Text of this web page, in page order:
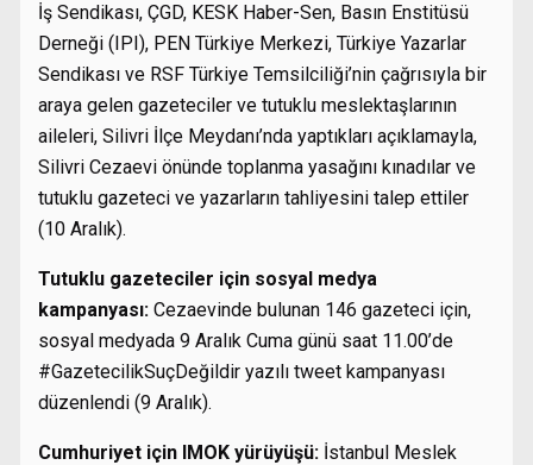
İş Sendikası, ÇGD, KESK Haber-Sen, Basın Enstitüsü
Derneği (IPI), PEN Türkiye Merkezi, Türkiye Yazarlar
Sendikası ve RSF Türkiye Temsilciliği’nin çağrısıyla bir
araya gelen gazeteciler ve tutuklu meslektaşlarının
aileleri, Silivri İlçe Meydanı’nda yaptıkları açıklamayla,
Silivri Cezaevi önünde toplanma yasağını kınadılar ve
tutuklu gazeteci ve yazarların tahliyesini talep ettiler
(10 Aralık).
Tutuklu gazeteciler için sosyal medya
kampanyası: Cezaevinde bulunan 146 gazeteci için,
sosyal medyada 9 Aralık Cuma günü saat 11.00’de
#GazetecilikSuçDeğildir yazılı tweet kampanyası
düzenlendi (9 Aralık).
Cumhuriyet için IMOK yürüyüşü: İstanbul Meslek